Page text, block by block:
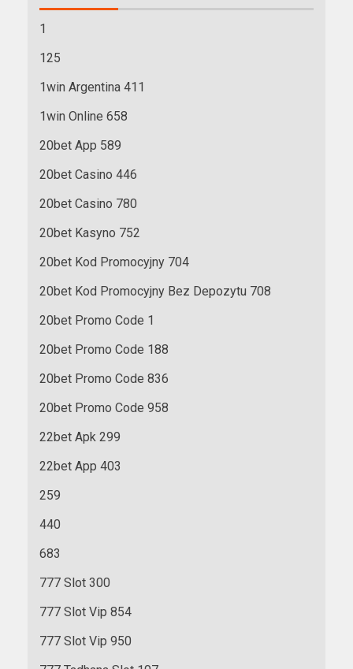
1
125
1win Argentina 411
1win Online 658
20bet App 589
20bet Casino 446
20bet Casino 780
20bet Kasyno 752
20bet Kod Promocyjny 704
20bet Kod Promocyjny Bez Depozytu 708
20bet Promo Code 1
20bet Promo Code 188
20bet Promo Code 836
20bet Promo Code 958
22bet Apk 299
22bet App 403
259
440
683
777 Slot 300
777 Slot Vip 854
777 Slot Vip 950